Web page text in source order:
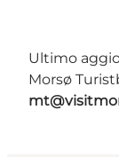
Ultimo
Morsø